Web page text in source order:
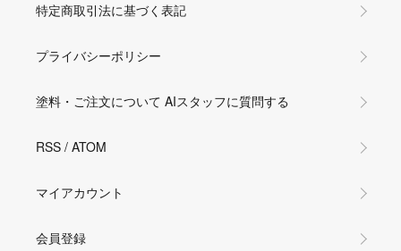
特定商取引法に基づく表記
プライバシーポリシー
塗料・ご注文について AIスタッフに質問する
RSS / ATOM
マイアカウント
会員登録